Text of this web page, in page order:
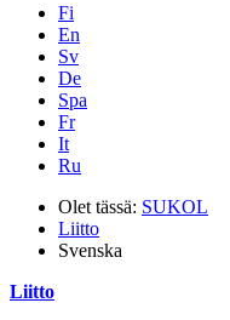
Fi
En
Sv
De
Spa
Fr
It
Ru
Olet tässä: SUKOL
Liitto
Svenska
Liitto